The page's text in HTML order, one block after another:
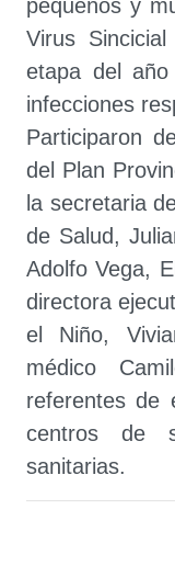
pequeños y
Virus
etapa del
infecciones
Participaron
del Plan
la secretaria
de Salud,
Adolfo Vega,
directora
el Niño,
médico
referentes de
centros de
sanitarias.